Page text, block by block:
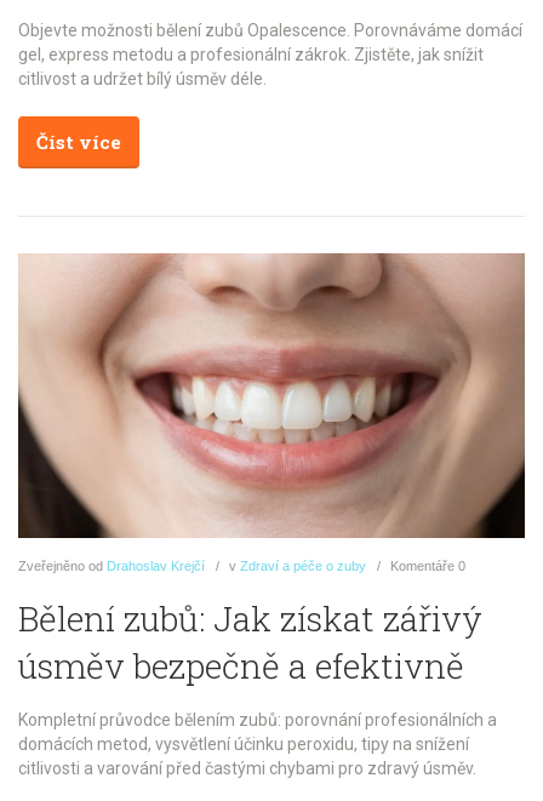
Objevte možnosti bělení zubů Opalescence. Porovnáváme domácí
gel, express metodu a profesionální zákrok. Zjistěte, jak snížit
citlivost a udržet bílý úsměv déle.
Číst více
Zveřejněno od Drahoslav Krejčí v Zdraví a péče o zuby Komentáře 0
Bělení zubů: Jak získat zářivý
úsměv bezpečně a efektivně
Kompletní průvodce bělením zubů: porovnání profesionálních a
domácích metod, vysvětlení účinku peroxidu, tipy na snížení
citlivosti a varování před častými chybami pro zdravý úsměv.